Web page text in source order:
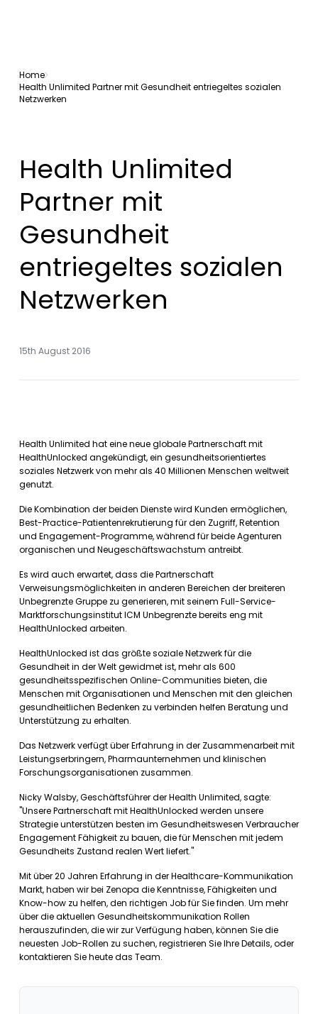
Home
Health Unlimited Partner mit Gesundheit entriegeltes sozialen
Netzwerken
Health Unlimited
Partner mit
Gesundheit
entriegeltes sozialen
Netzwerken
15th August 2016
Health Unlimited hat eine neue globale Partnerschaft mit
HealthUnlocked angekündigt, ein gesundheitsorientiertes
soziales Netzwerk von mehr als 40 Millionen Menschen weltweit
genutzt.
Die Kombination der beiden Dienste wird Kunden ermöglichen,
Best-Practice-Patientenrekrutierung für den Zugriff, Retention
und Engagement-Programme, während für beide Agenturen
organischen und Neugeschäftswachstum antreibt.
Es wird auch erwartet, dass die Partnerschaft
Verweisungsmöglichkeiten in anderen Bereichen der breiteren
Unbegrenzte Gruppe zu generieren, mit seinem Full-Service-
Marktforschungsinstitut ICM Unbegrenzte bereits eng mit
HealthUnlocked arbeiten.
HealthUnlocked ist das größte soziale Netzwerk für die
Gesundheit in der Welt gewidmet ist, mehr als 600
gesundheitsspezifischen Online-Communities bieten, die
Menschen mit Organisationen und Menschen mit den gleichen
gesundheitlichen Bedenken zu verbinden helfen Beratung und
Unterstützung zu erhalten.
Das Netzwerk verfügt über Erfahrung in der Zusammenarbeit mit
Leistungserbringern, Pharmaunternehmen und klinischen
Forschungsorganisationen zusammen.
Nicky Walsby, Geschäftsführer der Health Unlimited, sagte:
"Unsere Partnerschaft mit HealthUnlocked werden unsere
Strategie unterstützen besten im Gesundheitswesen Verbraucher
Engagement Fähigkeit zu bauen, die für Menschen mit jedem
Gesundheits Zustand realen Wert liefert."
Mit über 20 Jahren Erfahrung in der Healthcare-Kommunikation
Markt, haben wir bei Zenopa die Kenntnisse, Fähigkeiten und
Know-how zu helfen, den richtigen Job für Sie finden. Um mehr
über die aktuellen Gesundheitskommunikation Rollen
herauszufinden, die wir zur Verfügung haben, können Sie die
neuesten Job-Rollen zu suchen, registrieren Sie Ihre Details, oder
kontaktieren Sie heute das Team.